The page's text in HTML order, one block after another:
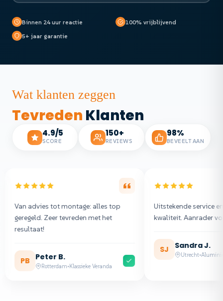
Binnen 24 uur reactie
100% vrijblijvend
5+ jaar garantie
Wat klanten zeggen
Tevreden Klanten
4.9/5
SCORE
150+
REVIEWS
98%
BEVEELT AAN
advies tot montage: alles top
Zeer tevreden met het
Peter B.
Rotterdam•Klassieke Veranda
Uitstekende service en
kwaliteit. Aanrader voor
Sandra J.
Utrecht•Aluminium